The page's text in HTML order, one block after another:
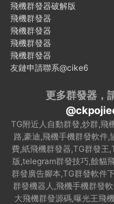
飛機群發器破解版
飛機群發器
飛機群發器
飛機群發器
飛機群發器
友鏈申請聯系@cike6
更多群發器，
TG附近人自動群發,炒群,飛
路,豪迪,飛機手機群發軟件
費,紙飛機群發器,TG群發王
版,telegram群發技巧,餘貓
群發廣告腳本,TG群發軟件
群發機器人,飛機手機群發
大飛機群發源碼,曝光王飛